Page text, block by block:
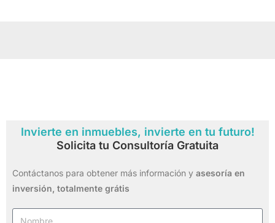
Invierte en inmuebles, invierte en tu futuro!
Solicita tu Consultoría Gratuita
Contáctanos para obtener más información y asesoría en
inversión, totalmente grátis